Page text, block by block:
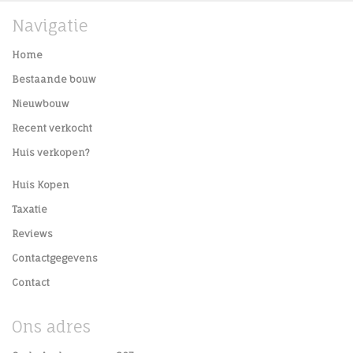
Navigatie
Home
Bestaande bouw
Nieuwbouw
Recent verkocht
Huis verkopen?
Huis Kopen
Taxatie
Reviews
Contactgegevens
Contact
Ons adres